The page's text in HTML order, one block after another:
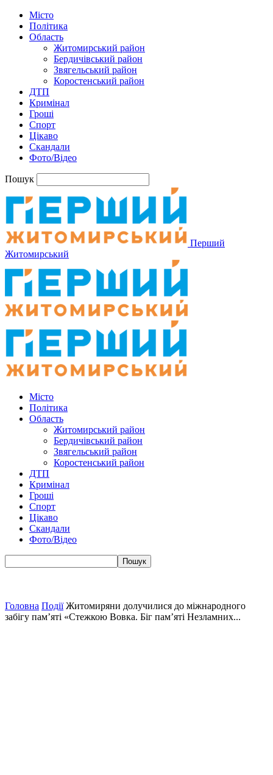
Місто
Політика
Область
Житомирський район
Бердичівський район
Звягельський район
Коростенський район
ДТП
Кримінал
Гроші
Спорт
Цікаво
Скандали
Фото/Відео
Пошук
Перший
Житомирський
Місто
Політика
Область
Житомирський район
Бердичівський район
Звягельський район
Коростенський район
ДТП
Кримінал
Гроші
Спорт
Цікаво
Скандали
Фото/Відео
Головна Події Житомиряни долучилися до міжнародного
забігу пам’яті «Стежкою Вовка. Біг пам’яті Незламних...